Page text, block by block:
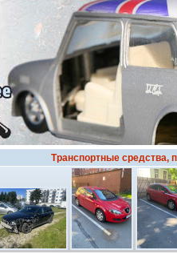
Транспортные средства,